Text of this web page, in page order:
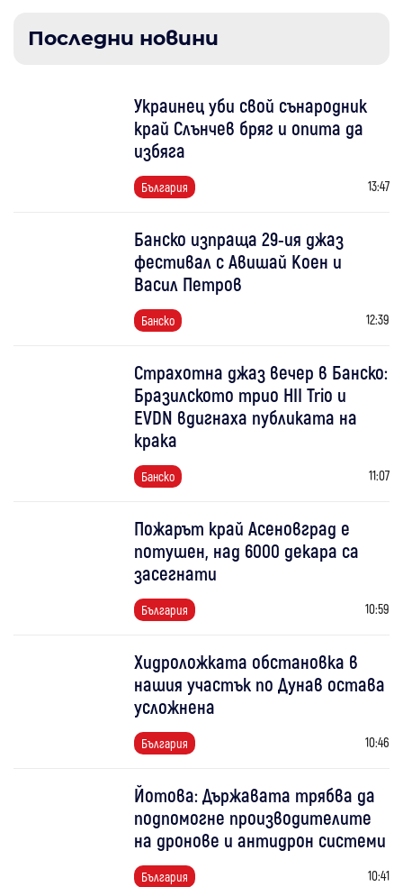
Последни новини
Украинец уби свой сънародник
край Слънчев бряг и опита да
избяга
България 13:47
Банско изпраща 29-ия джаз
фестивал с Авишай Коен и
Васил Петров
Банско 12:39
Страхотна джаз вечер в Банско:
Бразилското трио HII Trio и
EVDN вдигнаха публиката на
крака
Банско 11:07
Пожарът край Асеновград е
потушен, над 6000 декара са
засегнати
България 10:59
Хидроложката обстановка в
нашия участък по Дунав остава
усложнена
България 10:46
Йотова: Държавата трябва да
подпомогне производителите
на дронове и антидрон системи
България 10:41